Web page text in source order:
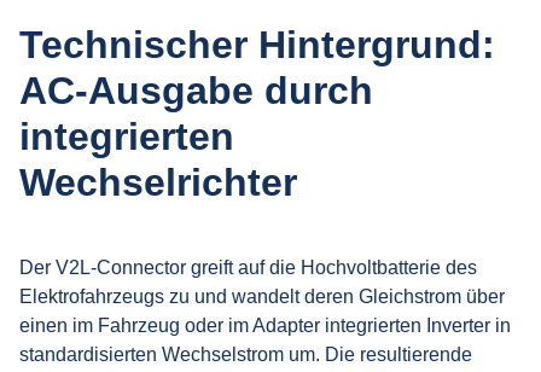
Technischer Hintergrund:
AC-Ausgabe durch
integrierten
Wechselrichter
Der V2L-Connector greift auf die Hochvoltbatterie des
Elektrofahrzeugs zu und wandelt deren Gleichstrom über
einen im Fahrzeug oder im Adapter integrierten Inverter in
standardisierten Wechselstrom um. Die resultierende